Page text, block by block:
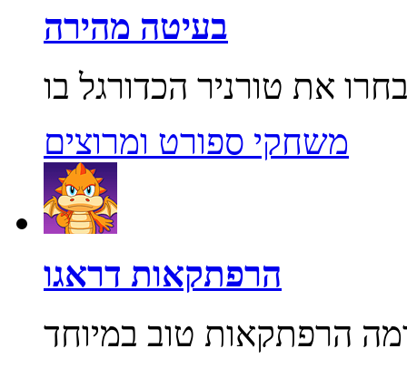
בעיטה מהירה
משחקי ספורט ומרוצים
הרפתקאות דראגו